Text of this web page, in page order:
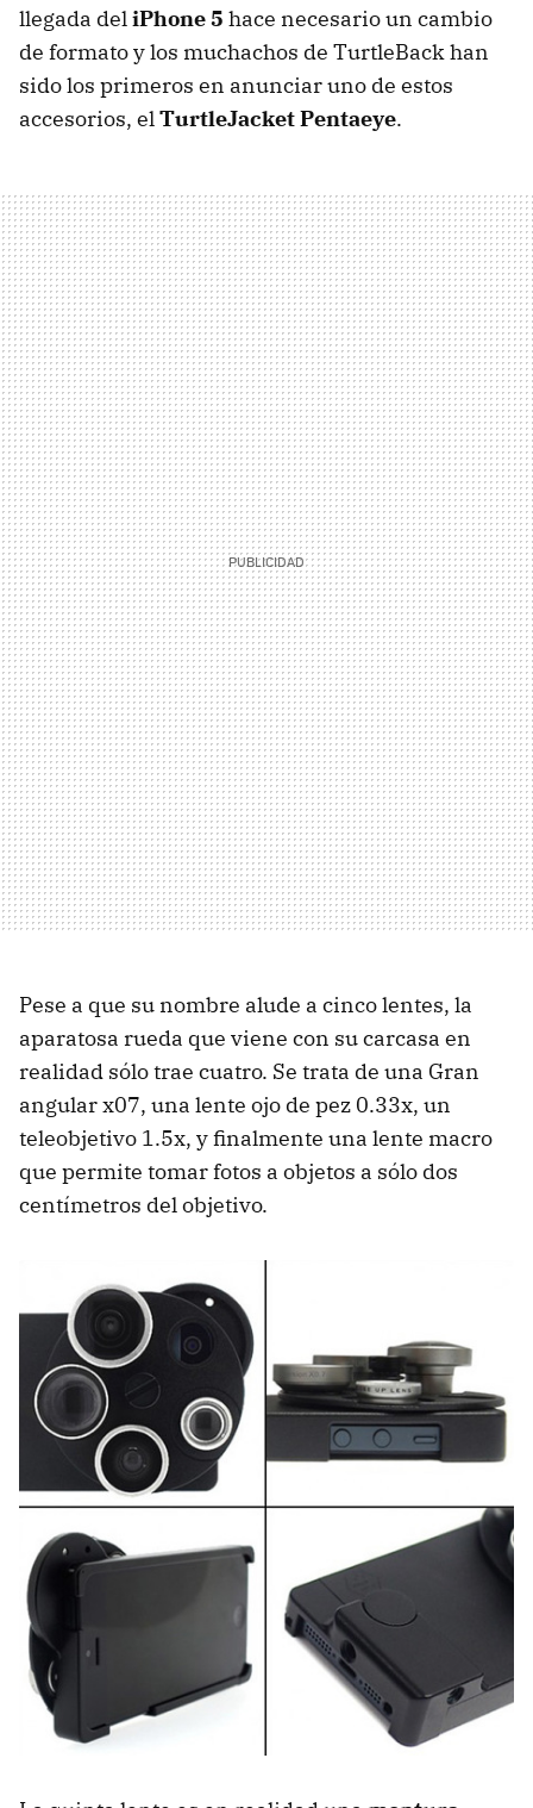
llegada deliPhone 5 hace necesario un cambio
de formato y los muchachos de TurtleBack han
sido los primeros en anunciar uno de estos
accesorios, elTurtleJacket Pentaeye.
Pese a que su nombre alude a cinco lentes, la
aparatosa rueda que viene con su carcasa en
realidad sólo trae cuatro. Se trata de una Gran
angular x07, una lente ojo de pez 0.33x, un
teleobjetivo 1.5x, y finalmente una lente macro
que permite tomar fotos a objetos a sólo dos
centímetros del objetivo.